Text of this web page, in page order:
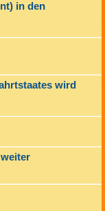
in den
wird